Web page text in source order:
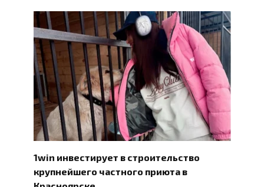
1win инвестирует в строительство
крупнейшего частного приюта в